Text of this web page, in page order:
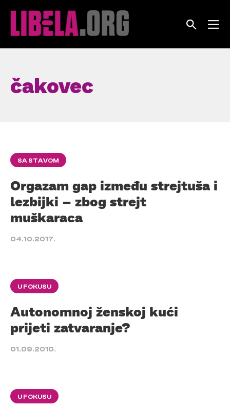
čakovec
SA STAVOM
Orgazam gap između strejtuša i
lezbijki – zbog strejt
muškaraca
04.10.2017.
U FOKUSU
Autonomnoj ženskoj kući
prijeti zatvaranje?
01.09.2010.
U FOKUSU